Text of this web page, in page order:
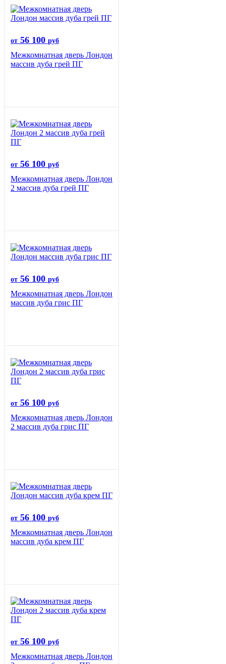
от 56 100 руб
Межкомнатная дверь Лондон
массив дуба грей ПГ
от 56 100 руб
Межкомнатная дверь Лондон
2 массив дуба грей ПГ
от 56 100 руб
Межкомнатная дверь Лондон
массив дуба грис ПГ
от 56 100 руб
Межкомнатная дверь Лондон
2 массив дуба грис ПГ
от 56 100 руб
Межкомнатная дверь Лондон
массив дуба крем ПГ
от 56 100 руб
Межкомнатная дверь Лондон